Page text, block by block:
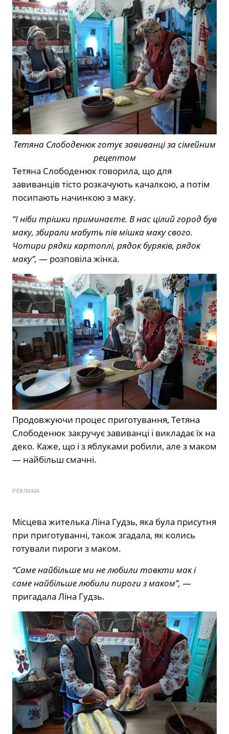
Тетяна Слободенюк готує завиванці за сімейним
рецептом
Тетяна Слободенюк говорила, що для
завиванців тісто розкачують качалкою, а потім
посипають начинкою з маку.
“І ніби трішки приминаєте. В нас цілий город був
маку, збирали мабуть пів мішка маку свого.
Чотири рядки картоплі, рядок буряків, рядок
маку”, — розповіла жінка.
Продовжуючи процес приготування, Тетяна
Слободенюк закручує завиванці і викладає їх на
деко. Каже, що і з яблуками робили, але з маком
— найбільш смачні.
РЕКЛАМА
Місцева жителька Ліна Гудзь, яка була присутня
при приготуванні, також згадала, як колись
готували пироги з маком.
“Саме найбільше ми не любили товкти мак і
саме найбільше любили пироги з маком”, —
пригадала Ліна Гудзь.